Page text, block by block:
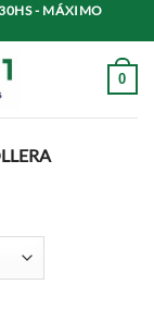
- MÁXIMO
0